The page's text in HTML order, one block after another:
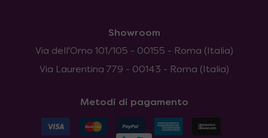
Showroom
Via dell'Omo 101/105 - 00155 - Roma (Italia)
Via Laurentina 779 - 00143 - Roma (Italia)
Metodi di pagamento